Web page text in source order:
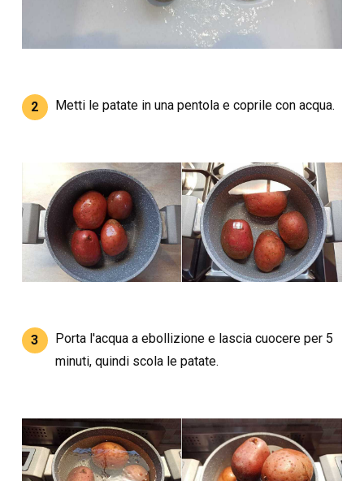
2 Metti le patate in una pentola e coprile con acqua.
3
Porta l'acqua a ebollizione e lascia cuocere per 5
minuti, quindi scola le patate.